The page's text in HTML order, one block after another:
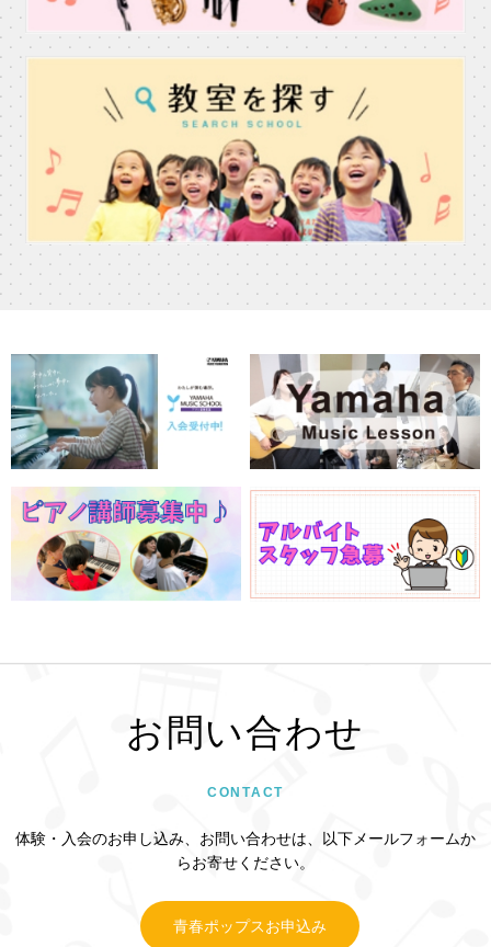
お問い合わせ
CONTACT
体験・入会のお申し込み、お問い合わせは、以下メールフォームか
らお寄せください。
青春ポップスお申込み